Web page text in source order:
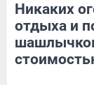
Никаких
отдыха и